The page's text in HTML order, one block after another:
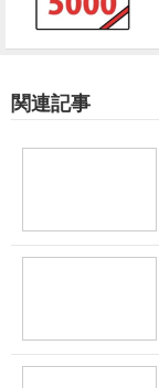
関連記事